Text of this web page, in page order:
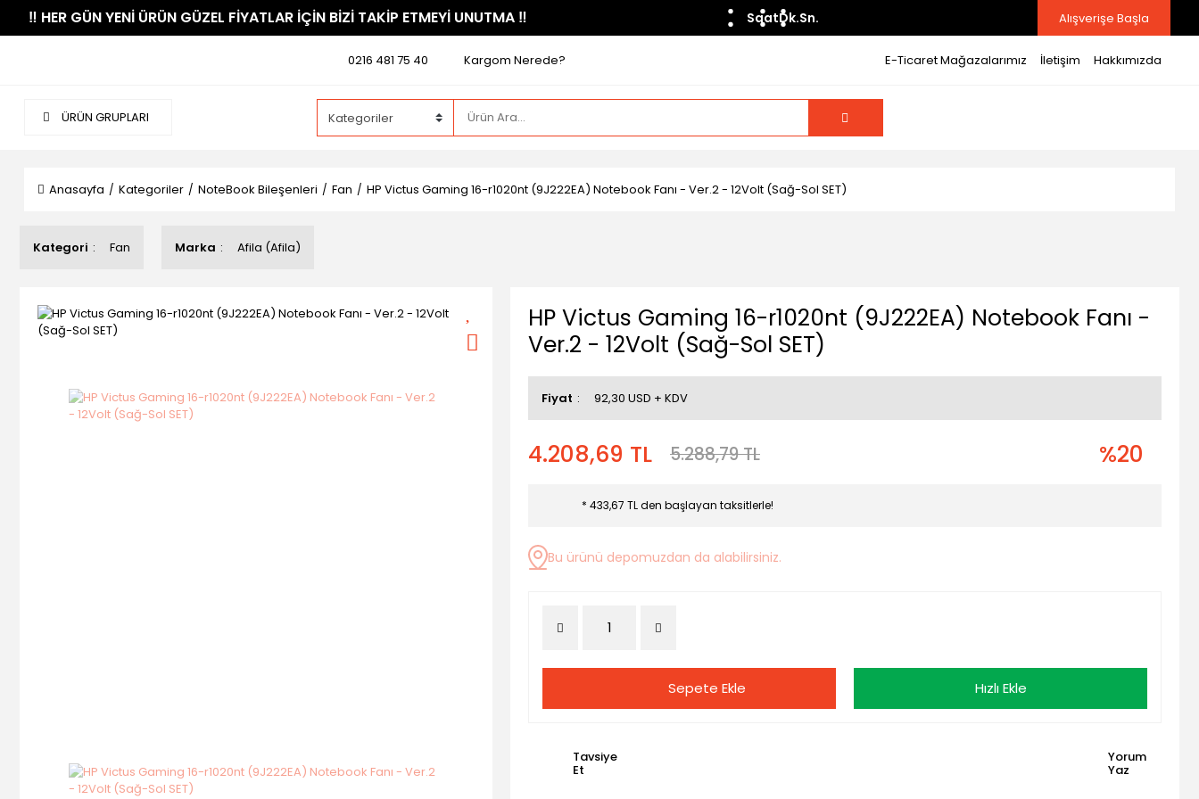
​‼️​ HER GÜN YENİ ÜRÜN GÜZEL FİYATLAR İÇİN BİZİ TAKİP ETMEYİ UNUTMA ​‼️​ SaatDk.Sn. Alışverişe Başla
0216 481 75 40 Kargom Nerede? E-Ticaret Mağazalarımız İletişim Hakkımızda
ÜRÜN GRUPLARI
Anasayfa Kategoriler NoteBook Bileşenleri Fan HP Victus Gaming 16-r1020nt (9J222EA) Notebook Fanı - Ver.2 - 12Volt (Sağ-Sol SET)
Kategori Fan Marka Afila (Afila)
HP Victus Gaming 16-r1020nt (9J222EA) Notebook Fanı -
Ver.2 - 12Volt (Sağ-Sol SET)
Fiyat 92,30 USD + KDV
4.208,69 TL 5.288,79 TL %20
* 433,67 TL den başlayan taksitlerle!
Bu ürünü depomuzdan da alabilirsiniz.
Sepete Ekle Hızlı Ekle
Tavsiye
Et
Yorum
Yaz